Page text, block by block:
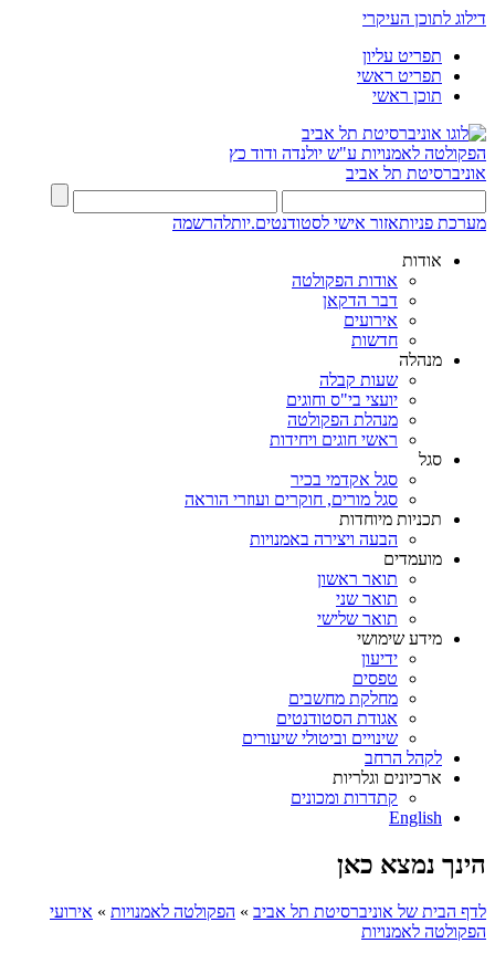
דילוג לתוכן העיקרי
תפריט עליון
תפריט ראשי
תוכן ראשי
הפקולטה לאמנויות ע"ש יולנדה ודוד כץ
אוניברסיטת תל אביב
מערכת פניותאזור אישי לסטודנטים.יותלהרשמה
אודות
אודות הפקולטה
דבר הדקאן
אירועים
חדשות
מנהלה
שעות קבלה
יועצי בי"ס וחוגים
מנהלת הפקולטה
ראשי חוגים ויחידות
סגל
סגל אקדמי בכיר
סגל מורים, חוקרים ועוזרי הוראה
תכניות מיוחדות
הבעה ויצירה באמנויות
מועמדים
תואר ראשון
תואר שני
תואר שלישי
מידע שימושי
ידיעון
טפסים
מחלקת מחשבים
אגודת הסטודנטים
שינויים וביטולי שיעורים
לקהל הרחב
ארכיונים וגלריות
קתדרות ומכונים
English
הינך נמצא כאן
לדף הבית של אוניברסיטת תל אביב » הפקולטה לאמנויות » אירועי
הפקולטה לאמנויות